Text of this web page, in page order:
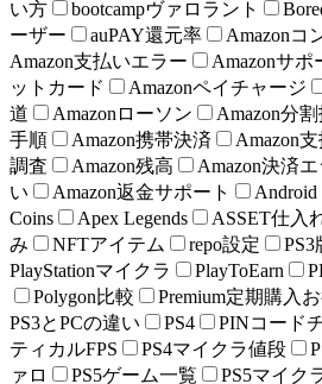
い方
bootcampヴァロラント
ーザー
auPAY還元率
Amazonコ
Amazon支払いエラー
Amazonサポ
ットカード
Amazonペイチャージ
道
Amazonローソン Amazon分
手順
Amazon携帯決済 Amazon
調査
Amazon残高 Amazon決済
い
Amazon返金サポート Android
Coins
Apex Legends ASSET仕入
み
NFTアイテム repo設定
PS3
PlayStationマイクラ
PlayToEarn
Polygon比較
Premium定期購入
PS3とPCの違い
PS4 PINコード
ティカルFPS
PS4マイクラ値段
ァロ
PS5ゲーム一覧 PS5マイク